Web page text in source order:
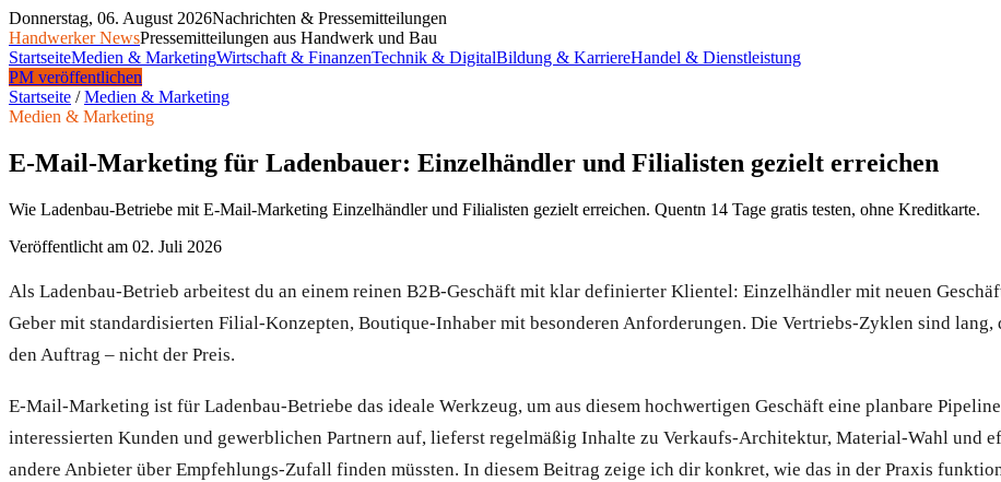
Donnerstag, 06. August 2026Nachrichten & Pressemitteilungen
Handwerker NewsPressemitteilungen aus Handwerk und Bau
StartseiteMedien & MarketingWirtschaft & FinanzenTechnik & DigitalBildung & KarriereHandel & Dienstleistung
PM veröffentlichen
Startseite /Medien & Marketing
Medien & Marketing
E-Mail-Marketing für Ladenbauer: Einzelhändler und Filialisten gezielt erreichen
Wie Ladenbau-Betriebe mit E-Mail-Marketing Einzelhändler und Filialisten gezielt erreichen. Quentn 14 Tage gratis testen, ohne Kreditkarte.
Veröffentlicht am 02. Juli 2026
Als Ladenbau-Betrieb arbeitest du an einem reinen B2B-Geschäft mit klar definierter Klientel: Einzelhändler mit neuen
Geber mit standardisierten Filial-Konzepten, Boutique-Inhaber mit besonderen Anforderungen. Die Vertriebs-Zyklen sind
den Auftrag – nicht der Preis.
E-Mail-Marketing ist für Ladenbau-Betriebe das ideale Werkzeug, um aus diesem hochwertigen Geschäft eine planbare
interessierten Kunden und gewerblichen Partnern auf, lieferst regelmäßig Inhalte zu Verkaufs-Architektur, Material-Wahl und
andere Anbieter über Empfehlungs-Zufall finden müssten. In diesem Beitrag zeige ich dir konkret, wie das in der Praxis